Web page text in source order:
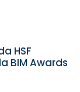
HSF
BIM Awards